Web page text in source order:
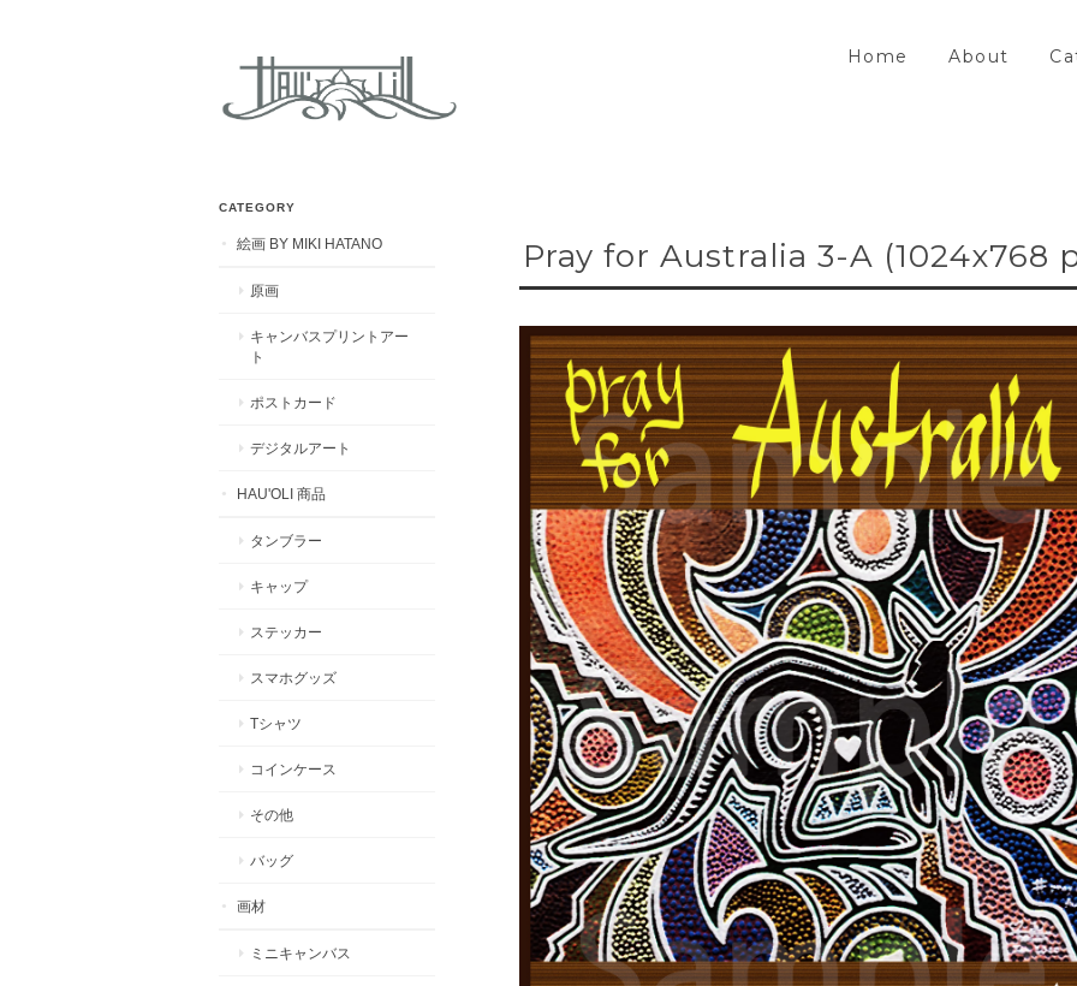
Home About
Pray for Australia 3-A (1024x768
CATEGORY
絵画 BY MIKI HATANO
原画
キャンバスプリントアー
ト
ポストカード
デジタルアート
HAU'OLI 商品
タンブラー
キャップ
ステッカー
スマホグッズ
Tシャツ
コインケース
その他
バッグ
画材
ミニキャンバス